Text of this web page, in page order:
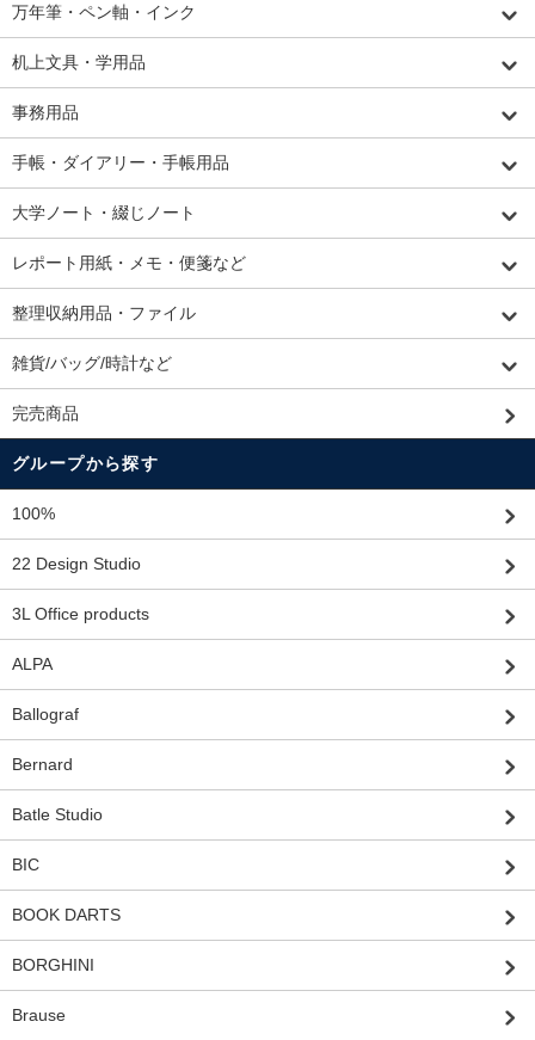
万年筆・ペン軸・インク
机上文具・学用品
事務用品
手帳・ダイアリー・手帳用品
大学ノート・綴じノート
レポート用紙・メモ・便箋など
整理収納用品・ファイル
雑貨/バッグ/時計など
完売商品
グループから探す
100%
22 Design Studio
3L Office products
ALPA
Ballograf
Bernard
Batle Studio
BIC
BOOK DARTS
BORGHINI
Brause